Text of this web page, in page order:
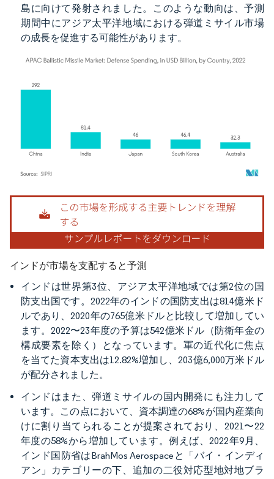
島に向けて発射されました。このような動向は、予測
期間中にアジア太平洋地域における弾道ミサイル市場
の成長を促進する可能性があります。
画像 © Mordor Intelligence。再利用にはCC BY 4.0の表示が必要です。
インドが市場を支配すると予測
インドは世界第3位、アジア太平洋地域では第2位の国
防支出国です。2022年のインドの国防支出は814億米ド
ルであり、2020年の765億米ドルと比較して増加してい
ます。2022〜23年度の予算は542億米ドル（防衛年金の
構成要素を除く）となっています。軍の近代化に焦点
を当てた資本支出は12.82%増加し、203億6,000万米ドル
が配分されました。
インドはまた、弾道ミサイルの国内開発にも注力して
います。この点において、資本調達の68%が国内産業向
けに割り当てられることが提案されており、2021〜22
年度の58%から増加しています。例えば、2022年9月、
インド国防省はBrahMos Aerospaceと「バイ・インディ
アン」カテゴリーの下、追加の二役対応型地対地ブラ